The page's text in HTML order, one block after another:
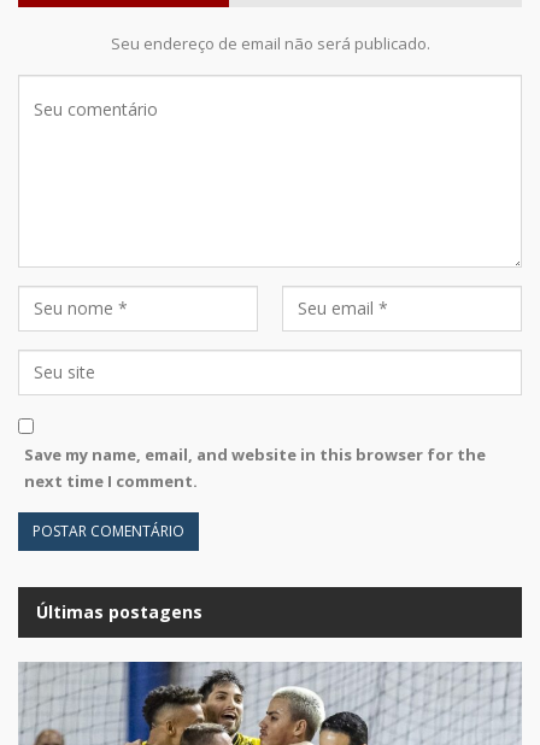
Seu endereço de email não será publicado.
Save my name, email, and website in this browser for the
next time I comment.
Últimas postagens